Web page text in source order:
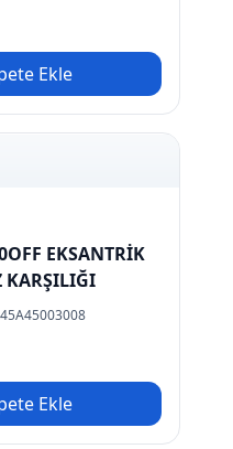
Ekle
EKSANTRİK
KARŞILIĞI
Ekle